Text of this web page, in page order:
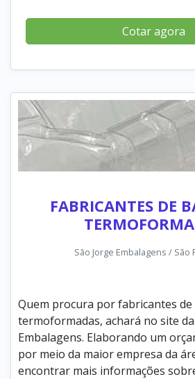
Cotar agora
FABRICANTES DE
São Jorge Embalagens / São
Quem procura por fabricantes de
termoformadas, achará no site da
Embalagens. Elaborando um
por meio da maior empresa da
encontrar mais informações